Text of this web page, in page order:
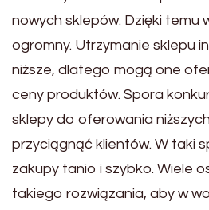
nowych sklepów. Dzięki temu
ogromny. Utrzymanie sklepu
niższe, dlatego mogą one
ceny produktów. Spora
sklepy do oferowania
przyciągnąć klientów. W taki
zakupy tanio i szybko. Wiele
takiego rozwiązania, aby w